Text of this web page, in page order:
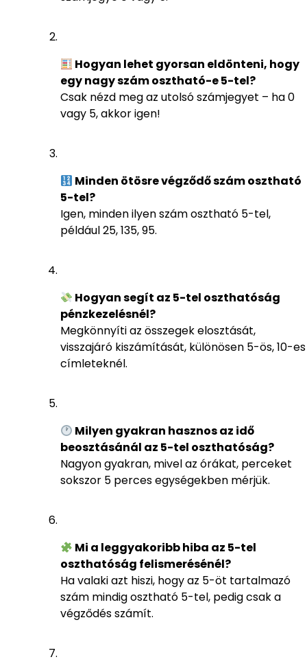
Hogyan lehet gyorsan eldönteni, hogy
egy nagy szám osztható-e 5-tel?
Csak nézd meg az utolsó számjegyet – ha 0
vagy 5, akkor igen!
Minden ötösre végződő szám osztható
5-tel?
Igen, minden ilyen szám osztható 5-tel,
például 25, 135, 95.
Hogyan segít az 5-tel oszthatóság
pénzkezelésnél?
Megkönnyíti az összegek elosztását,
visszajáró kiszámítását, különösen 5-ös, 10-es
címleteknél.
Milyen gyakran hasznos az idő
beosztásánál az 5-tel oszthatóság?
Nagyon gyakran, mivel az órákat, perceket
sokszor 5 perces egységekben mérjük.
Mi a leggyakoribb hiba az 5-tel
oszthatóság felismerésénél?
Ha valaki azt hiszi, hogy az 5-öt tartalmazó
szám mindig osztható 5-tel, pedig csak a
végződés számít.